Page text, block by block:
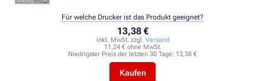
13,38 €
inkl. MwSt. zzgl. Versand
11,24 € ohne MwSt.
Niedrigster Preis der letzten 30 Tage: 13,38 €
Kaufen
Für welche Drucker ist das Produkt geeignet?